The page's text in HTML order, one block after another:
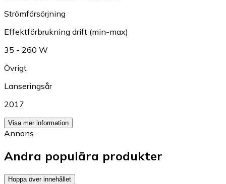
Strömförsörjning
Effektförbrukning drift (min-max)
35 - 260 W
Övrigt
Lanseringsår
2017
Visa mer information
Annons
Andra populära produkter
Hoppa över innehållet